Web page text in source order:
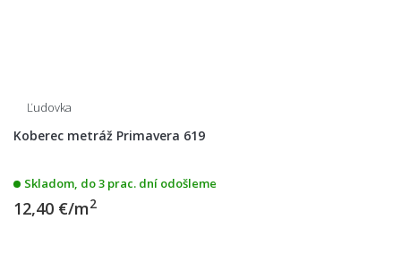
Ľudovka
Koberec metráž Primavera 619
Skladom, do 3 prac. dní odošleme
12,40 €/m2